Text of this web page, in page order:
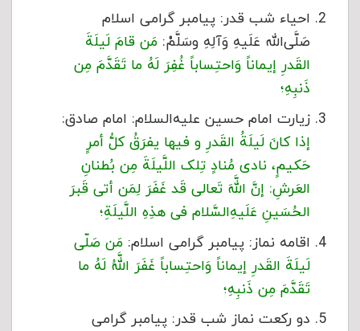
احیاء شب قدر: پیامبر گرامی اسلام
صَلَّى‌الله عَلَیهِ وَآلِهِ وسَلَّمْ: مَن قامَ لَیلَةَ
القَدرِ إیماناً وَاحتِساباً غُفِرَ لَهُ ما تَقَدَّمَ مِن
ذَنبِهِ؛
زیارت امام حسین علیه‌السلام: امام صادق:
إذا کانَ لَیلَةُ القَدرِ و فیها یفرَقُ کلُّ أمرٍ
حَکیمٍ، نادى‏ مُنادٍ تِلک اللَّیلَةَ مِن بُطنانِ
العَرشِ: إنَّ اللَّهَ تَعالى‏ قَد غَفَرَ لِمَن أتى‏ قَبرَ
الحُسَینِ عَلَیهِ‌السَّلام فی هذِهِ اللَّیلَةِ؛
اقامه نماز: پیامبر گرامی اسلام:مَن صَلّى‏
لَیلَةَ القَدرِ إیماناً وَاحتِساباً غَفَرَ اللَّهُ لَهُ ما
تَقَدَّمَ مِن ذَنبِهِ؛
دو رکعت نماز شب قدر: پیامبر گرامی